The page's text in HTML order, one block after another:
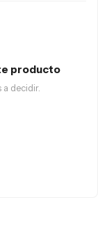
producto
decidir.